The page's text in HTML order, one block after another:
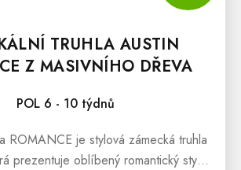
TRUHLA AUSTIN
Z MASIVNÍHO DŘEVA
POL 6 - 10 týdnů
ROMANCE je stylová zámecká truhla
prezentuje oblíbený romantický styl